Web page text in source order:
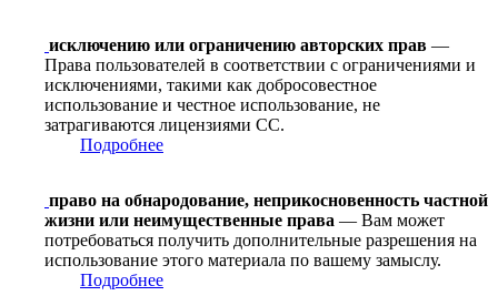
исключению или ограничению авторских прав —
Права пользователей в соответствии с ограничениями и
исключениями, такими как добросовестное
использование и честное использование, не
затрагиваются лицензиями CC.
Подробнее
право на обнародование, неприкосновенность частной
жизни или неимущественные права — Вам может
потребоваться получить дополнительные разрешения на
использование этого материала по вашему замыслу.
Подробнее